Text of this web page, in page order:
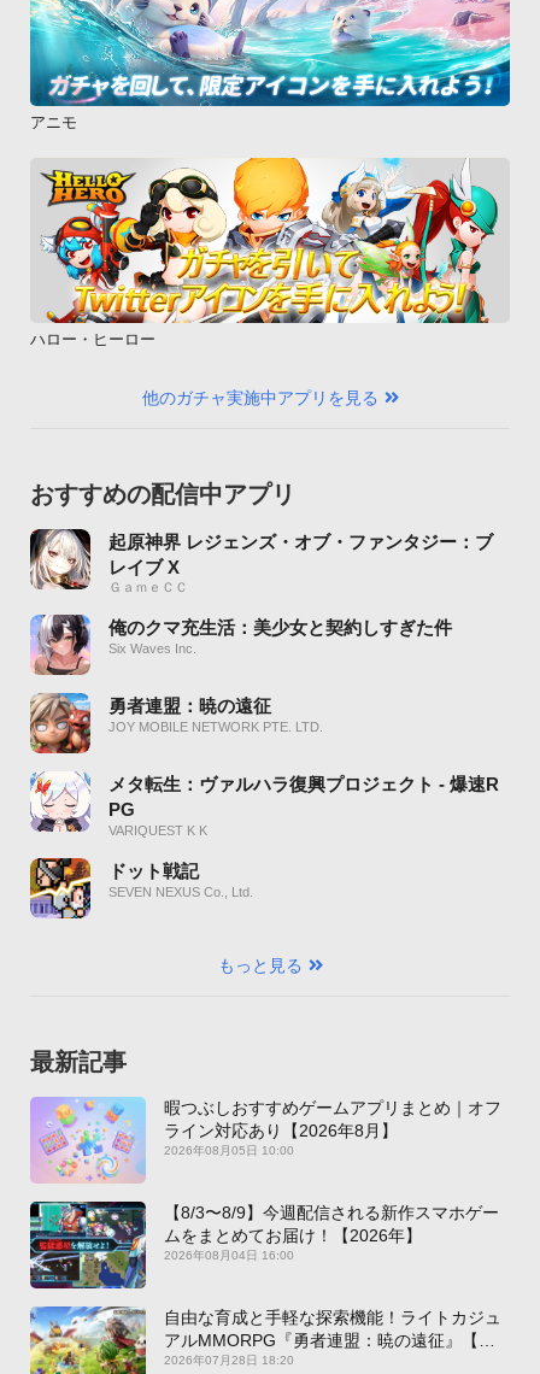
アニモ
ハロー・ヒーロー
他のガチャ実施中アプリを見る
おすすめの配信中アプリ
起原神界 レジェンズ・オブ・ファンタジー：ブ
レイブ X
ＧａｍｅＣＣ
俺のクマ充生活：美少女と契約しすぎた件
Six Waves Inc.
勇者連盟：暁の遠征
JOY MOBILE NETWORK PTE. LTD.
メタ転生：ヴァルハラ復興プロジェクト - 爆速R
PG
VARIQUEST K K
ドット戦記
SEVEN NEXUS Co., Ltd.
もっと見る
最新記事
暇つぶしおすすめゲームアプリまとめ｜オフ
ライン対応あり【2026年8月】
2026年08月05日 10:00
【8/3〜8/9】今週配信される新作スマホゲー
ムをまとめてお届け！【2026年】
2026年08月04日 16:00
自由な育成と手軽な探索機能！ライトカジュ
アルMMORPG『勇者連盟：暁の遠征』【最
新作PICKUP】
2026年07月28日 18:20